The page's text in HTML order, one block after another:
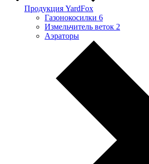
Продукция YardFox
Газонокосилки 6
Измельчитель веток 2
Аэраторы